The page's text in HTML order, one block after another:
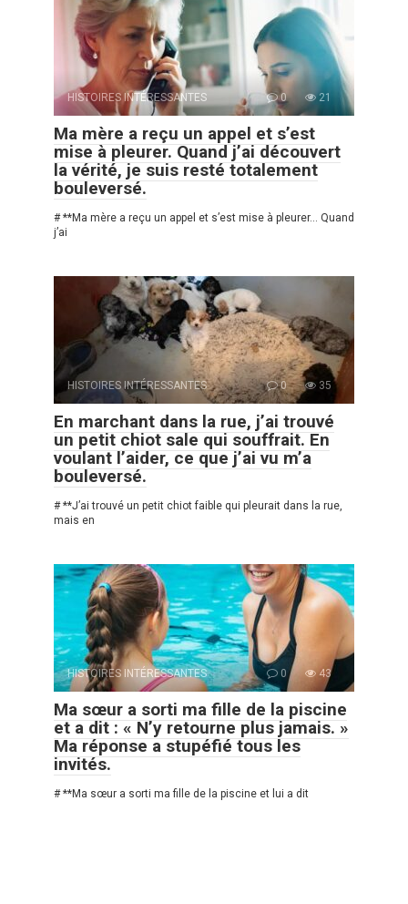
HISTOIRES INTÉRESSANTES 0 21
Ma mère a reçu un appel et s’est
mise à pleurer. Quand j’ai découvert
la vérité, je suis resté totalement
bouleversé.
# **Ma mère a reçu un appel et s’est mise à pleurer… Quand
j’ai
HISTOIRES INTÉRESSANTES 0 35
En marchant dans la rue, j’ai trouvé
un petit chiot sale qui souffrait. En
voulant l’aider, ce que j’ai vu m’a
bouleversé.
# **J’ai trouvé un petit chiot faible qui pleurait dans la rue,
mais en
HISTOIRES INTÉRESSANTES 0 43
Ma sœur a sorti ma fille de la piscine
et a dit : « N’y retourne plus jamais. »
Ma réponse a stupéfié tous les
invités.
# **Ma sœur a sorti ma fille de la piscine et lui a dit